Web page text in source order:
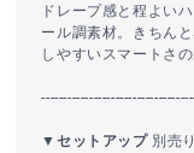
ドレープ感と程よい
ール調素材。きちん
しやすいスマートさの
▼セットアップ別売り